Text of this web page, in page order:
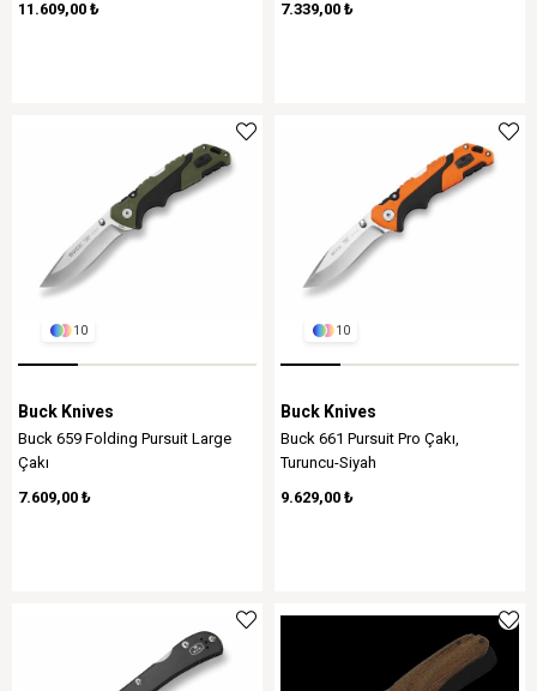
11.609,00 ₺
7.339,00 ₺
10
Buck Knives
Buck 659 Folding Pursuit Large
Çakı
7.609,00 ₺
10
Buck Knives
Buck 661 Pursuit Pro Çakı,
Turuncu-Siyah
9.629,00 ₺